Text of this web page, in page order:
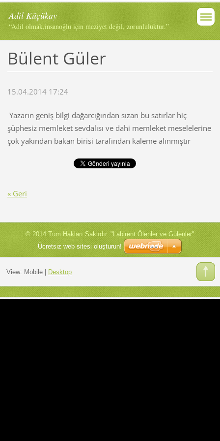
Adil Küçükay
“Adil olmak,insanoğlu için meziyet değil, zorunluluktur.”
Bülent Güler
15.04.2014 17:24
Yazarın geniş bilgi dağarcığından sızan bu satırlar hiç
şüphesiz memleket sevdalısı ve dahi memleket meselelerine
çok yakından bakan birisi tarafından kaleme alınmıştır
« Geri
© 2014 Tüm Hakları Saklıdır. "Labirent:Ölenler ve Gülenler"
Ücretsiz web sitesi oluşturun!
View: Mobile| Desktop